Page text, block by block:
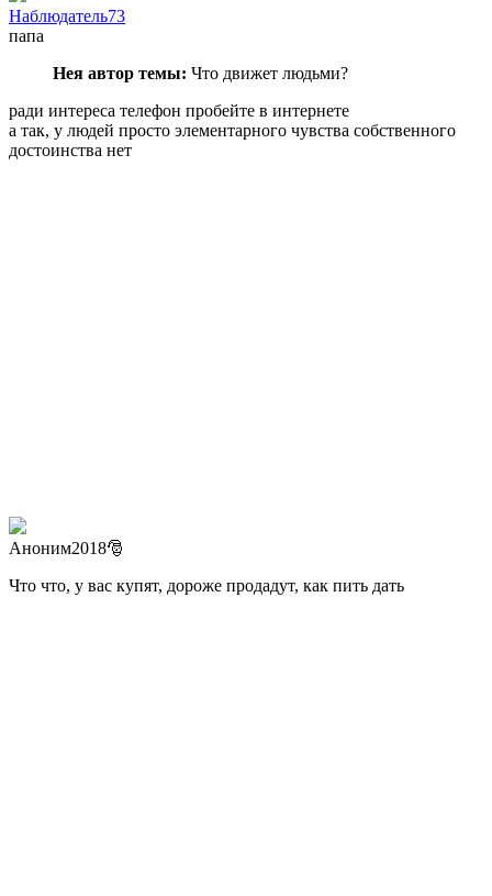
Наблюдатель73
папа
Нея автор темы: Что движет людьми?
ради интереса телефон пробейте в интернете
а так, у людей просто элементарного чувства собственного
достоинства нет
Аноним2018🎅
Что что, у вас купят, дороже продадут, как пить дать